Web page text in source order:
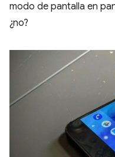
modo de pantalla en
¿no?